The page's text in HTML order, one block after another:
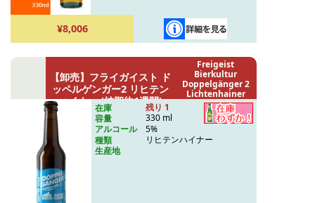
¥8,006
【卸売】フライガイスト ド
ッペルゲンガー2 リヒテン
ハイナー (納期約1週間)
Freigeist
Bierkultur
Doppelgänger 2
Lichtenhainer
(wholesale /
delivery: 1 week)
在庫
残り 1
容量
330 ml
アルコール
5%
種類
リヒテンハイナー
生産地